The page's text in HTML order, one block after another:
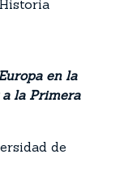
en la
la Primera
de